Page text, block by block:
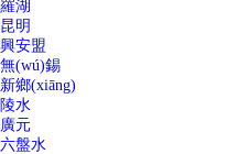
羅湖
昆明
興安盟
無(wú)錫
新鄉(xiāng)
陵水
廣元
六盤水